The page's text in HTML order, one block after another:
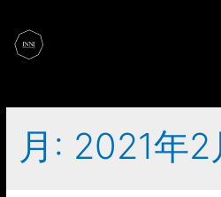
月: 2021年2